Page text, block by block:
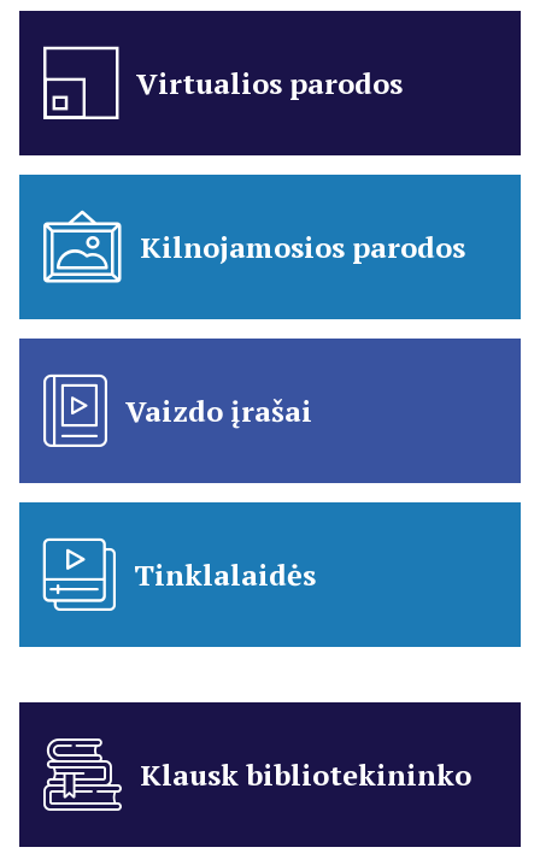
Virtualios parodos
Kilnojamosios parodos
Vaizdo įrašai
Tinklalaidės
Klausk bibliotekininko